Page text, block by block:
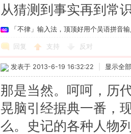
从猜测到事实再到常
「不律」输入法，顶顶好用个吴语拼音
回复 支持 反对
发表于 2013-6-19 16:32:22 显示全
那是当然。呵呵，历
晃脑引经据典一番，
么。史记的各种人物